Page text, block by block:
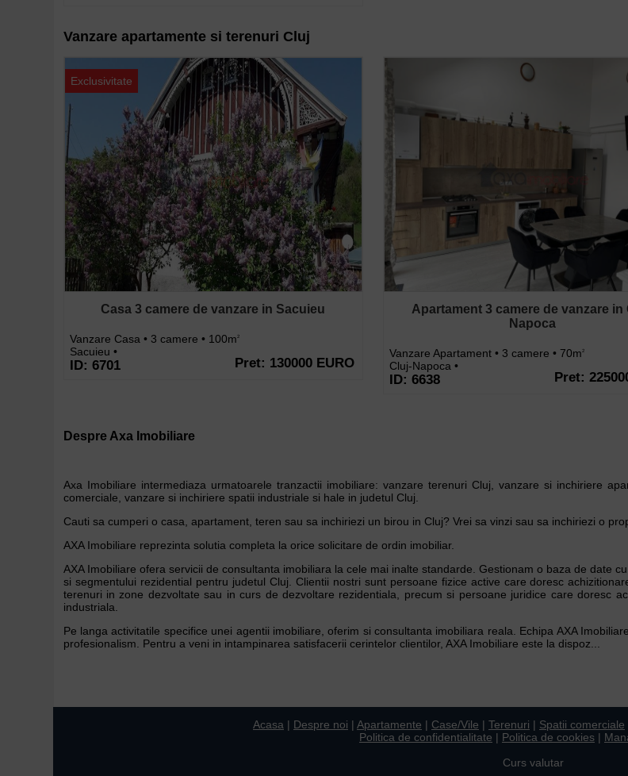
Vanzare apartamente si terenuri Cluj
Exclusivitate
Casa 3 camere de vanzare in Sacuieu
Vanzare Casa • 3 camere • 100m2
Sacuieu •
ID: 6701 Pret: 130000 EURO
Apartament 3 camere de vanzare in
Napoca
Vanzare Apartament • 3 camere • 70m2
Cluj-Napoca •
ID: 6638 Pret:
Despre Axa Imobiliare
Axa Imobiliare intermediaza urmatoarele tranzactii imobiliare: vanzare terenuri Cluj, vanzare si inchiriere
comerciale, vanzare si inchiriere spatii industriale si hale in judetul Cluj.
Cauti sa cumperi o casa, apartament, teren sau sa inchiriezi un birou in Cluj? Vrei sa vinzi sau sa inchiriezi o
AXA Imobiliare reprezinta solutia completa la orice solicitare de ordin imobiliar.
AXA Imobiliare ofera servicii de consultanta imobiliara la cele mai inalte standarde. Gestionam o baza de date
si segmentului rezidential pentru judetul Cluj. Clientii nostri sunt persoane fizice active care doresc
terenuri in zone dezvoltate sau in curs de dezvoltare rezidentiala, precum si persoane juridice care doresc
industriala.
Pe langa activitatile specifice unei agentii imobiliare, oferim si consultanta imobiliara reala. Echipa AXA
profesionalism. Pentru a veni in intampinarea satisfacerii cerintelor clientilor, AXA Imobiliare este la dispoz...
Acasa | Despre noi | Apartamente | Case/Vile | Terenuri | Spatii comerciale
Politica de confidentialitate | Politica de cookies |
Curs valutar